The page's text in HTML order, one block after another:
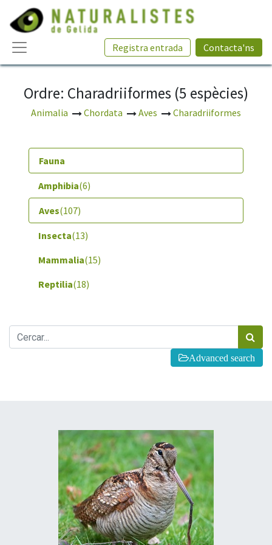
Registra entrada Contacta'ns
Ordre: Charadriiformes (5 espècies)
Animalia Chordata Aves Charadriiformes
Fauna
Amphibia(6)
Aves(107)
Insecta(13)
Mammalia(15)
Reptilia(18)
Advanced search